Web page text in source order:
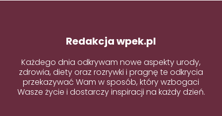
Redakcja wpek.pl
Każdego dnia odkrywam nowe aspekty urody,
zdrowia, diety oraz rozrywki i pragnę te odkrycia
przekazywać Wam w sposób, który wzbogaci
Wasze życie i dostarczy inspiracji na każdy dzień.